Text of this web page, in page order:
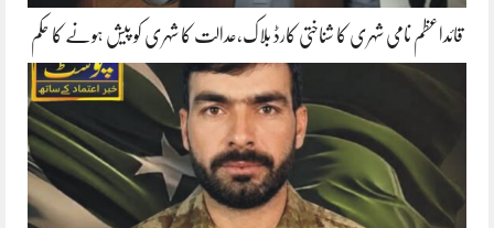
قائداعظم نامی شہری کا شناختی کارڈ بلاک،عدالت کا شہری کو پیش ہونے کا حکم